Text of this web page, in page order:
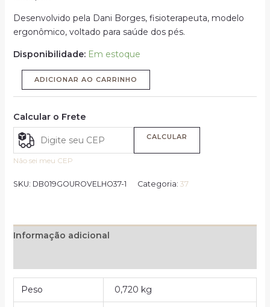
Desenvolvido pela Dani Borges, fisioterapeuta, modelo
ergonômico, voltado para saúde dos pés.
Disponibilidade: Em estoque
ADICIONAR AO CARRINHO
Calcular o Frete
CALCULAR
Não sei meu CEP
SKU: DB019GOUROVELHO37-1 Categoria: 37
Informação adicional
Peso 0,720 kg